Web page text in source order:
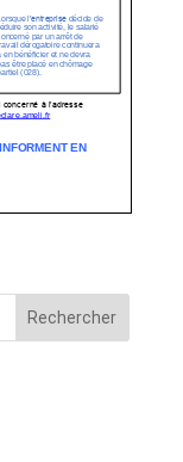
Rechercher